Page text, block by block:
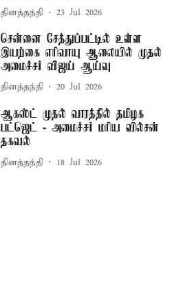
தினத்தந்தி 23 Jul 2026
சென்னை சேத்துப்பட்டில் உள்ள
இயற்கை எரிவாயு ஆலையில் முதல்
அமைச்சர் விஜய் ஆய்வு
தினத்தந்தி 20 Jul 2026
ஆகஸ்ட் முதல் வாரத்தில் தமிழக
பட்ஜெட் - அமைச்சர் மரிய வில்சன்
தகவல்
தினத்தந்தி 18 Jul 2026